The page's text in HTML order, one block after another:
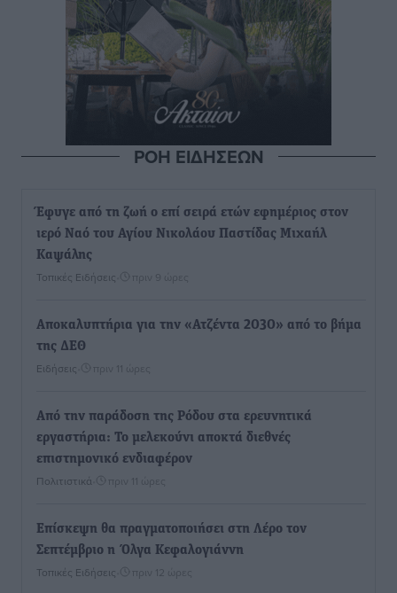
ΡΟΗ ΕΙΔΗΣΕΩΝ
Έφυγε από τη ζωή ο επί σειρά ετών εφημέριος στον
ιερό Ναό του Αγίου Νικολάου Παστίδας Μιχαήλ
Καψάλης
Τοπικές Ειδήσεις πριν 9 ώρες
Αποκαλυπτήρια για την «Ατζέντα 2030» από το βήμα
της ΔΕΘ
Ειδήσεις πριν 11 ώρες
Από την παράδοση της Ρόδου στα ερευνητικά
εργαστήρια: Το μελεκούνι αποκτά διεθνές
επιστημονικό ενδιαφέρον
Πολιτιστικά πριν 11 ώρες
Επίσκεψη θα πραγματοποιήσει στη Λέρο τον
Σεπτέμβριο η Όλγα Κεφαλογιάννη
Τοπικές Ειδήσεις πριν 12 ώρες